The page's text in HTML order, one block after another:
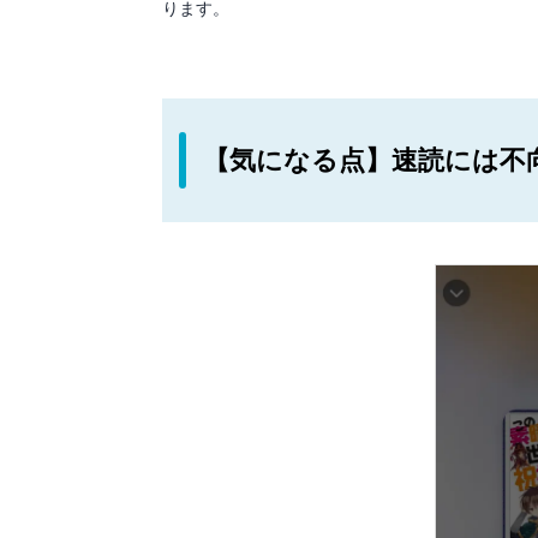
ります。
【気になる点】速読には不